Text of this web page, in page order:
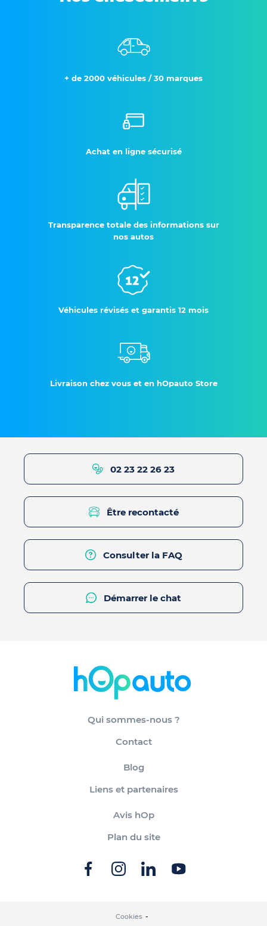
+ de 2000 véhicules / 30 marques
Achat en ligne sécurisé
Transparence totale des informations sur
nos autos
Véhicules révisés et garantis 12 mois
Livraison chez vous et en hOpauto Store
02 23 22 26 23
Être recontacté
Consulter la FAQ
Démarrer le chat
Qui sommes-nous ?
Contact
Blog
Liens et partenaires
Avis hOp
Plan du site
Cookies